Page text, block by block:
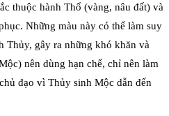
thuộc hành Thổ (vàng, nâu đất) và
Những màu này có thể làm suy
Thủy, gây ra những khó khăn và
nên dùng hạn chế, chỉ nên làm
đạo vì Thủy sinh Mộc dẫn đến